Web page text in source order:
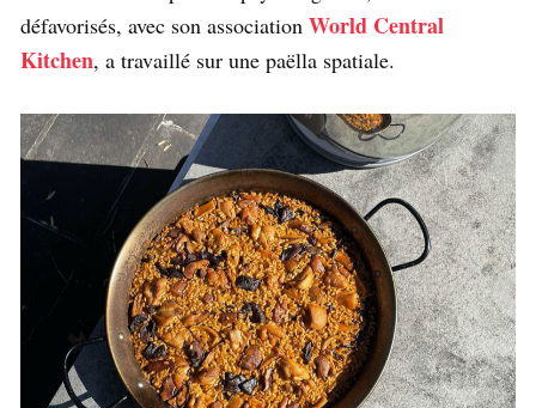
défavorisés, avec son association World Central
Kitchen, a travaillé sur une paëlla spatiale.